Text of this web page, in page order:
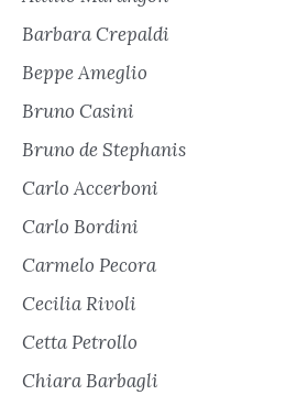
Barbara Crepaldi
Beppe Ameglio
Bruno Casini
Bruno de Stephanis
Carlo Accerboni
Carlo Bordini
Carmelo Pecora
Cecilia Rivoli
Cetta Petrollo
Chiara Barbagli